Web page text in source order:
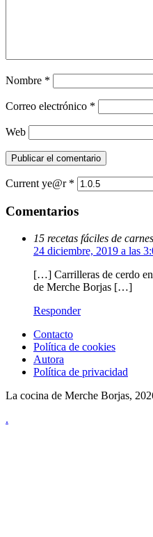
Nombre *
Correo electrónico *
Web
Current ye@r *
Comentarios
15 recetas fáciles de
24 diciembre, 2019 a las
[…] Carrilleras de cerdo
de Merche Borjas […]
Responder
Contacto
Política de cookies
Autora
Política de privacidad
La cocina de Merche Borjas,
.